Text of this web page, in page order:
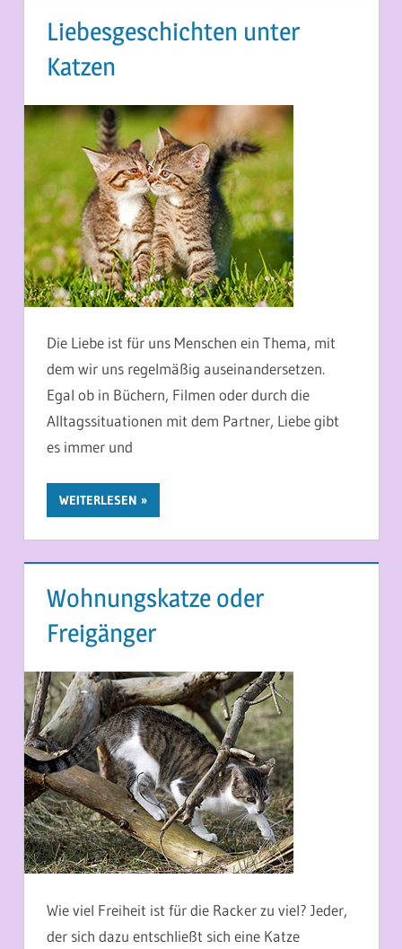
Liebesgeschichten unter
Katzen
Die Liebe ist für uns Menschen ein Thema, mit
dem wir uns regelmäßig auseinandersetzen.
Egal ob in Büchern, Filmen oder durch die
Alltagssituationen mit dem Partner, Liebe gibt
es immer und
WEITERLESEN
Wohnungskatze oder
Freigänger
7. FEBRUAR 2016
MARTINA BERG
Wie viel Freiheit ist für die Racker zu viel? Jeder,
der sich dazu entschließt sich eine Katze